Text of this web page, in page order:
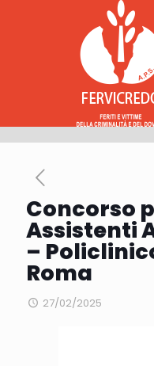
Concorso
Assistenti
–
Roma
27/02/2025